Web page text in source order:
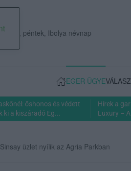
07., péntek, Ibolya névnap
EGER ÜGYE
őshonos és védett
a kiszáradó Eg...
Hírek a
Luxury –
üzlet nyílik az Agria Parkban